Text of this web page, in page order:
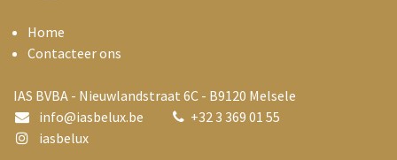
Home
Contacteer ons
IAS BVBA - Nieuwlandstraat 6C - B9120 Melsele
info@iasbelux.be +32 3 369 01 55
iasbelux